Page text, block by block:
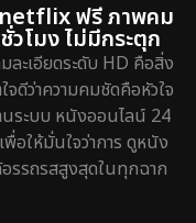
ฟรี ภาพคม
วโมง ไม่มีกระตุก
ะเอียดระดับ HD คือสิ่ง
จดีว่าความคมชัดคือหัวใจ
ระบบ หนังออนไลน์ 24
อให้มั่นใจว่าการ ดูหนัง
รรถรสสูงสุดในทุกฉาก